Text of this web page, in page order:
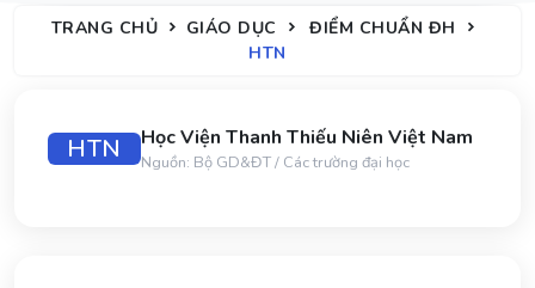
TRANG CHỦ GIÁO DỤC
ĐIỂM CHUẨN ĐH
HTN
HTN Học Viện Thanh Thiếu Niên Việt Nam
Nguồn: Bộ GD&ĐT / Các trường đại học